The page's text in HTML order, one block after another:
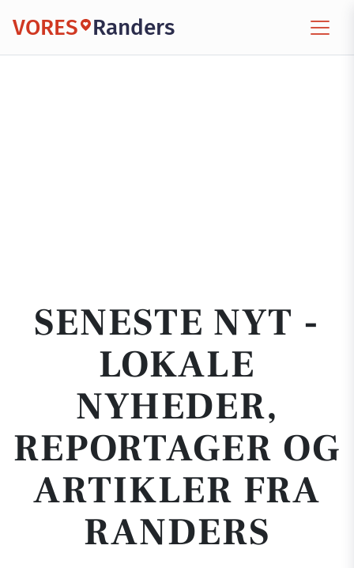
VORES Randers
SENESTE NYT -
LOKALE
NYHEDER,
REPORTAGER OG
ARTIKLER FRA
RANDERS